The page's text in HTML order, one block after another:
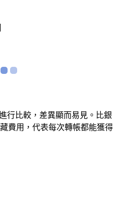
行比較，差異顯而易見。比銀
費用，代表每次轉帳都能獲得